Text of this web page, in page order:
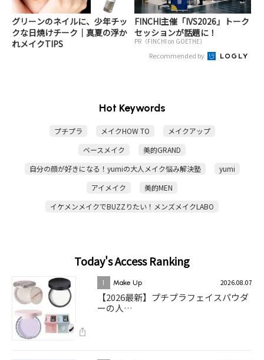
グリーンのネイルに、少年チッ
クな日焼けチーク｜真夏の浮か
れメイクTIPS
FINCHI主催「IVS2026」トーク
セッションが話題に！
PR（FINCHI on GOETHE）
Recommended by
Hot Keywords
プチプラ メイクHOW TO
メイクアップ
ベースメイク
美的GRAND
自分の顔が好きになる！yumiの大人メイク悩み解決塾
yumi
アイメイク
美的MEN
イケメンメイクでBUZZりたい！メンズメイクLABO
Today's Access Ranking
1 Make Up 2026.08.07
【2026最新】プチプラフェイスパウダ
ーの人…